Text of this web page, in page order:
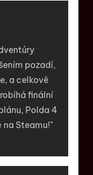
pozadí,
a celkově
finální
Polda 4
Steamu!"